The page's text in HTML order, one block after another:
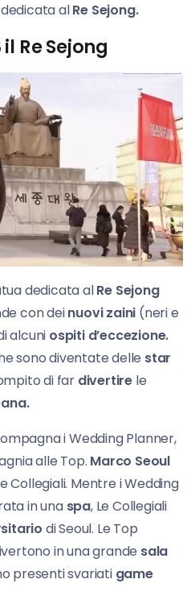
alRe Sejong.
Re Sejong
dedicata alRe Sejong
con deinuovi zaini (neri e
alcuni ospiti d’eccezione.
sono diventate delle star
di far divertire le
i Wedding Planner,
alle Top. Marco Seoul
Collegiali. Mentre i Wedding
in una spa, Le Collegiali
di Seoul. Le Top
in una grande sala
presenti svariatigame